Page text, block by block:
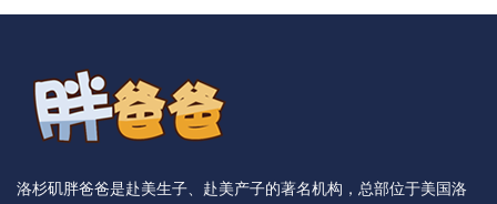
洛杉矶胖爸爸是赴美生子、赴美产子的著名机构，总部位于美国洛